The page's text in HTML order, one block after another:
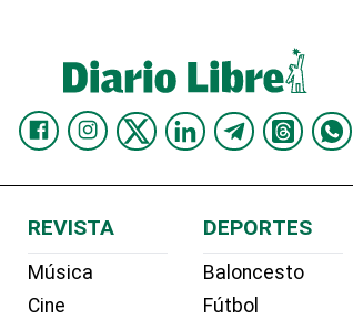
REVISTA
Música
Cine
DEPORTES
Baloncesto
Fútbol